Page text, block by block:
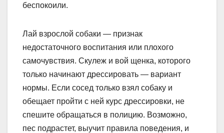
беспокоили.
Лай взрослой собаки — признак
недостаточного воспитания или плохого
самочувствия. Скулеж и вой щенка, которого
только начинают дрессировать — вариант
нормы. Если сосед только взял собаку и
обещает пройти с ней курс дрессировки, не
спешите обращаться в полицию. Возможно,
пес подрастет, выучит правила поведения, и